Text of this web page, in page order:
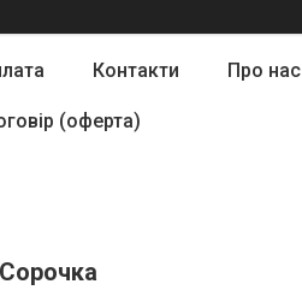
Контакти Про нас
(оферта)
Сорочка